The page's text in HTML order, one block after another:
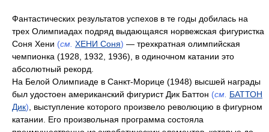
Фантастических результатов успехов в те годы добилась на
трех Олимпиадах подряд выдающаяся норвежская фигуристка
Соня Хени (см. ХЕНИ Соня) — трехкратная олимпийская
чемпионка (1928, 1932, 1936), в одиночном катании это
абсолютный рекорд.
На Белой Олимпиаде в Санкт-Морице (1948) высшей награды
был удостоен американский фигурист Дик Баттон (см. БАТТОН
Дик) , выступление которого произвело революцию в фигурном
катании. Его произвольная программа состояла